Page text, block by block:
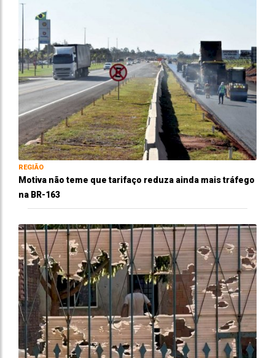
REGIÃO
Motiva não teme que tarifaço reduza ainda mais tráfego
na BR-163